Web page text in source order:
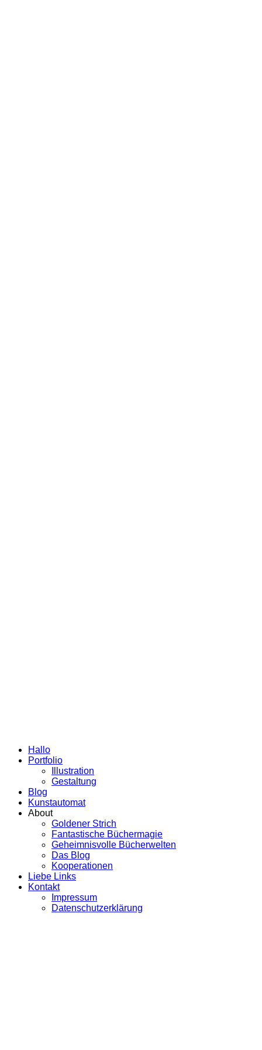
Hallo
Portfolio
Illustration
Gestaltung
Blog
Kunstautomat
About
Goldener Strich
Fantastische Büchermagie
Geheimnisvolle Bücherwelten
Das Blog
Kooperationen
Liebe Links
Kontakt
Impressum
Datenschutzerklärung